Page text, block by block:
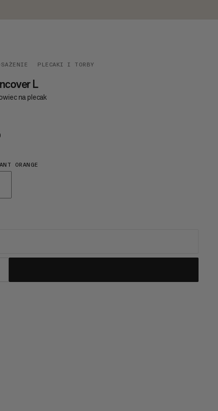
PLECAKI I TORBY
L
na plecak
ORANGE